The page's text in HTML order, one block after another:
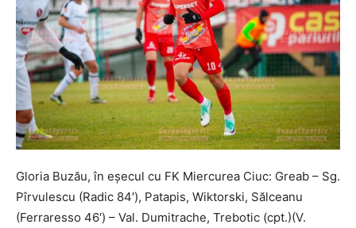
Gloria Buzău, în eșecul cu FK Miercurea Ciuc: Greab – Sg.
Pîrvulescu (Radic 84′), Patapis, Wiktorski, Sălceanu
(Ferraresso 46′) – Val. Dumitrache, Trebotic (cpt.)(V.